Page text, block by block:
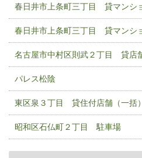
春日井市上条町三丁目 貸マンシ
春日井市上条町三丁目 貸マンシ
名古屋市中村区則武２丁目 貸店
パレス松陰
東区泉３丁目 貸住付店舗（一括）
昭和区石仏町２丁目 駐車場